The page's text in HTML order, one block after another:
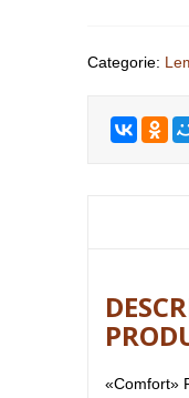
Categorie:
«Comfort»